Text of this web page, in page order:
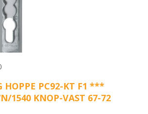
HOPPE PC92-KT F1 ***
1540 KNOP-VAST 67-72